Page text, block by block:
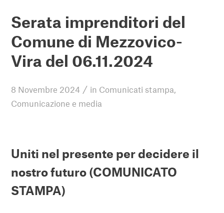
Serata imprenditori del
Comune di Mezzovico-
Vira del 06.11.2024
8 Novembre 2024 / in Comunicati stampa,
Comunicazione e media
Uniti nel presente per decidere il
nostro futuro (COMUNICATO
STAMPA)